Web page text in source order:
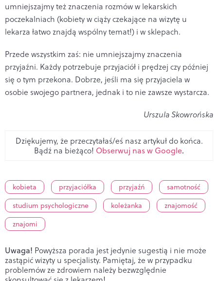
umniejszajmy też znaczenia rozmów w lekarskich
poczekalniach (kobiety w ciąży czekające na wizytę u
lekarza łatwo znajdą wspólny temat!) i w sklepach.
Przede wszystkim zaś: nie umniejszajmy znaczenia
przyjaźni. Każdy potrzebuje przyjaciół i prędzej czy później
się o tym przekona. Dobrze, jeśli ma się przyjaciela w
osobie swojego partnera, jednak i to nie zawsze wystarcza.
Urszula Skowrońska
Dziękujemy, że przeczytałaś/eś nasz artykuł do końca.
Bądź na bieżąco! Obserwuj nas w Google.
kobieta przyjaciółka przyjaźń
samotność
studium psychologiczne
koleżanka
znajomość
znajomi
Uwaga! Powyższa porada jest jedynie sugestią i nie może
zastąpić wizyty u specjalisty. Pamiętaj, że w przypadku
problemów ze zdrowiem należy bezwzględnie